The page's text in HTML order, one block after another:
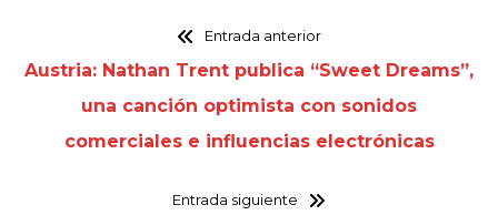
Entrada anterior
Austria: Nathan Trent publica “Sweet Dreams”,
una canción optimista con sonidos
comerciales e influencias electrónicas
Entrada siguiente